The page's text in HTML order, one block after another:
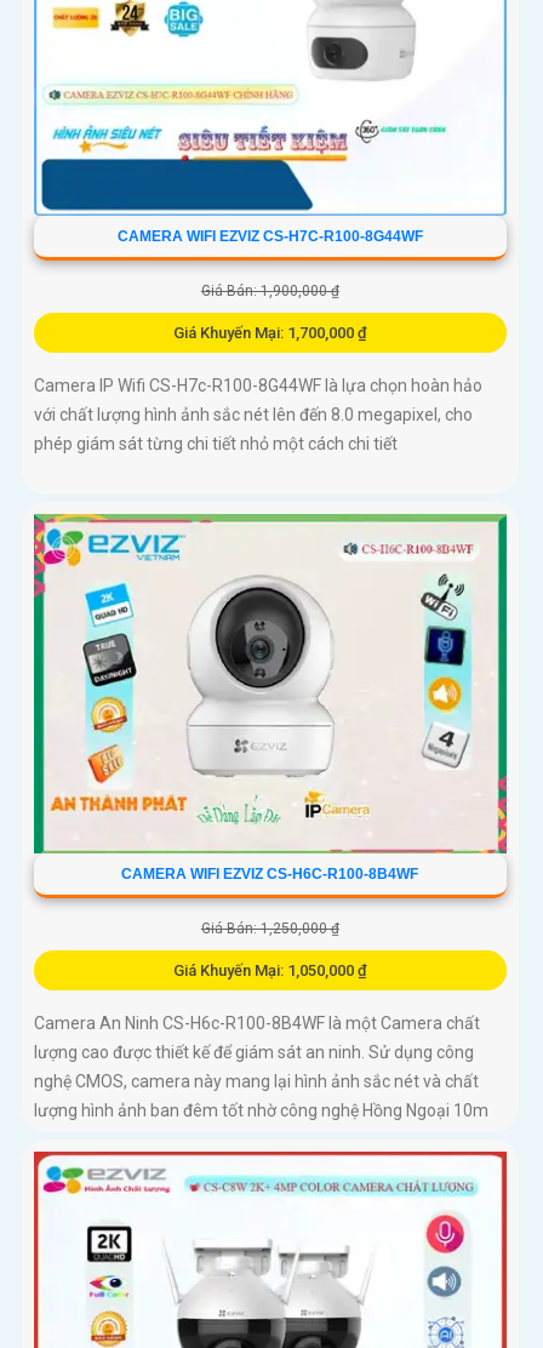
CAMERA WIFI EZVIZ CS-H7C-R100-8G44WF
Giá Bán: 1,900,000 ₫
Giá Khuyến Mại: 1,700,000 ₫
Camera IP Wifi CS-H7c-R100-8G44WF là lựa chọn hoàn hảo
với chất lượng hình ảnh sắc nét lên đến 8.0 megapixel, cho
phép giám sát từng chi tiết nhỏ một cách chi tiết
CAMERA WIFI EZVIZ CS-H6C-R100-8B4WF
Giá Bán: 1,250,000 ₫
Giá Khuyến Mại: 1,050,000 ₫
Camera An Ninh CS-H6c-R100-8B4WF là một Camera chất
lượng cao được thiết kế để giám sát an ninh. Sử dụng công
nghệ CMOS, camera này mang lại hình ảnh sắc nét và chất
lượng hình ảnh ban đêm tốt nhờ công nghệ Hồng Ngoại 10m